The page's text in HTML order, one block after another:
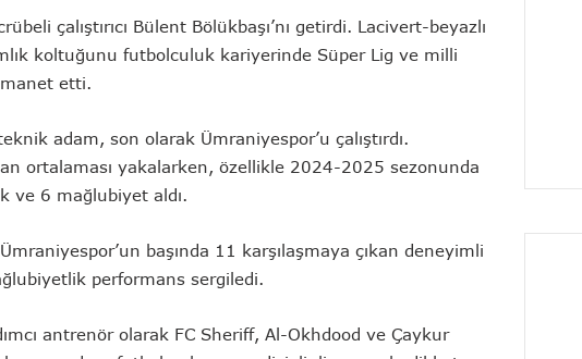
çalıştırıcı Bülent Bölükbaşı’nı getirdi. Lacivert-beyazlı
koltuğunu futbolculuk kariyerinde Süper Lig ve milli
etti.
adam, son olarak Ümraniyespor’u çalıştırdı.
ortalaması yakalarken, özellikle 2024-2025 sezonunda
ve 6 mağlubiyet aldı.
başında 11 karşılaşmaya çıkan deneyimli
performans sergiledi.
antrenör olarak FC Sheriff, Al-Okhdood ve Çaykur